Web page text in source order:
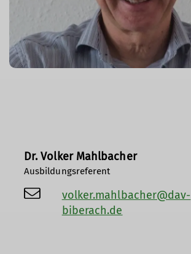
Dr. Volker Mahlbacher
Ausbildungsreferent
volker.mahlbacher@dav-
biberach.de